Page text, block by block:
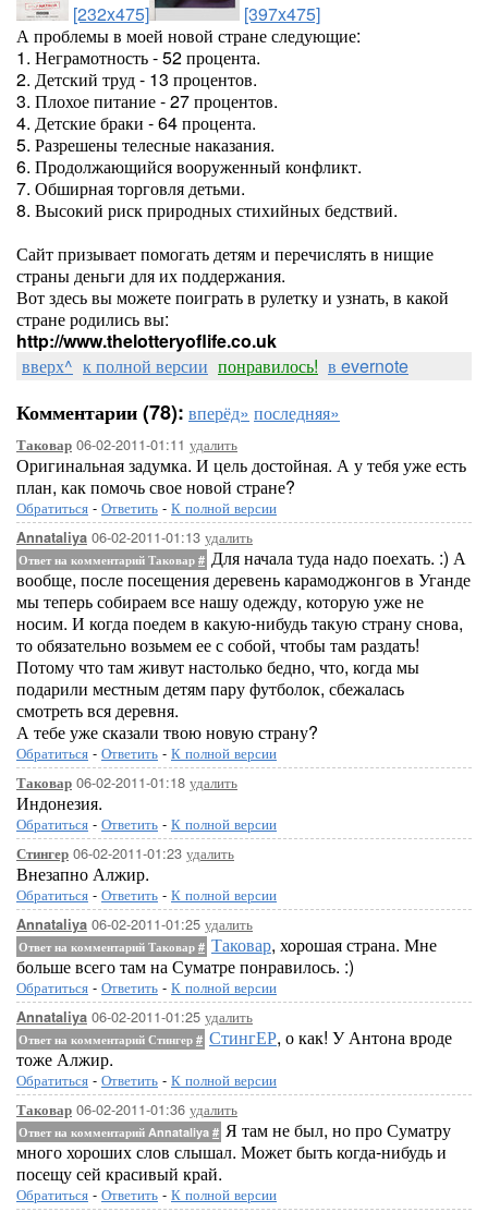
[232x475]
[397x475]
А проблемы в моей новой стране следующие:
1. Неграмотность - 52 процента.
2. Детский труд - 13 процентов.
3. Плохое питание - 27 процентов.
4. Детские браки - 64 процента.
5. Разрешены телесные наказания.
6. Продолжающийся вооруженный конфликт.
7. Обширная торговля детьми.
8. Высокий риск природных стихийных бедствий.
Сайт призывает помогать детям и перечислять в нищие
страны деньги для их поддержания.
Вот здесь вы можете поиграть в рулетку и узнать, в какой
стране родились вы:
http://www.thelotteryoflife.co.uk
вверх^ к полной версии понравилось! в evernote
Комментарии (78): вперёд» последняя»
Таковар 06-02-2011-01:11 удалить
Оригинальная задумка. И цель достойная. А у тебя уже есть
план, как помочь свое новой стране?
Обратиться - Ответить - К полной версии
Annataliya 06-02-2011-01:13 удалить
Ответ на комментарий Таковар # Для начала туда надо поехать. :) А
вообще, после посещения деревень карамоджонгов в Уганде
мы теперь собираем все нашу одежду, которую уже не
носим. И когда поедем в какую-нибудь такую страну снова,
то обязательно возьмем ее с собой, чтобы там раздать!
Потому что там живут настолько бедно, что, когда мы
подарили местным детям пару футболок, сбежалась
смотреть вся деревня.
А тебе уже сказали твою новую страну?
Обратиться - Ответить - К полной версии
Таковар 06-02-2011-01:18 удалить
Индонезия.
Обратиться - Ответить - К полной версии
Стингер 06-02-2011-01:23 удалить
Внезапно Алжир.
Обратиться - Ответить - К полной версии
Annataliya 06-02-2011-01:25 удалить
Ответ на комментарий Таковар # Таковар, хорошая страна. Мне
больше всего там на Суматре понравилось. :)
Обратиться - Ответить - К полной версии
Annataliya 06-02-2011-01:25 удалить
Ответ на комментарий Стингер # СтингЕР, о как! У Антона вроде
тоже Алжир.
Обратиться - Ответить - К полной версии
Таковар 06-02-2011-01:36 удалить
Ответ на комментарий Annataliya # Я там не был, но про Суматру
много хороших слов слышал. Может быть когда-нибудь и
посещу сей красивый край.
Обратиться - Ответить - К полной версии